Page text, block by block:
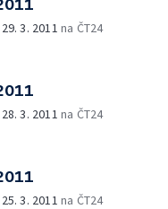
29. 3. 2011 na ČT24
28. 3. 2011 na ČT24
25. 3. 2011 na ČT24